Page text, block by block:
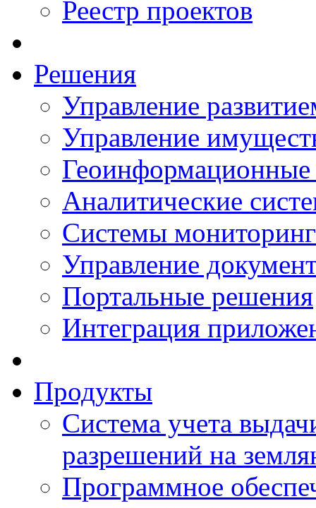
Реестр проектов
Решения
Управление
Управление
Аналитические
Системы
Управление
Портальные решения
Интеграция
Продукты
Система учета
разрешений на
Программное